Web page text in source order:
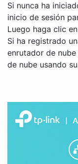
Si nunca ha
inicio de sesión
Luego haga clic
Si ha registrado
enrutador de
de nube usando